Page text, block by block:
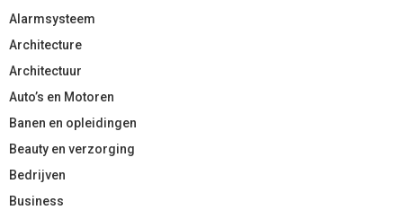
Alarmsysteem
Architecture
Architectuur
Auto’s en Motoren
Banen en opleidingen
Beauty en verzorging
Bedrijven
Business